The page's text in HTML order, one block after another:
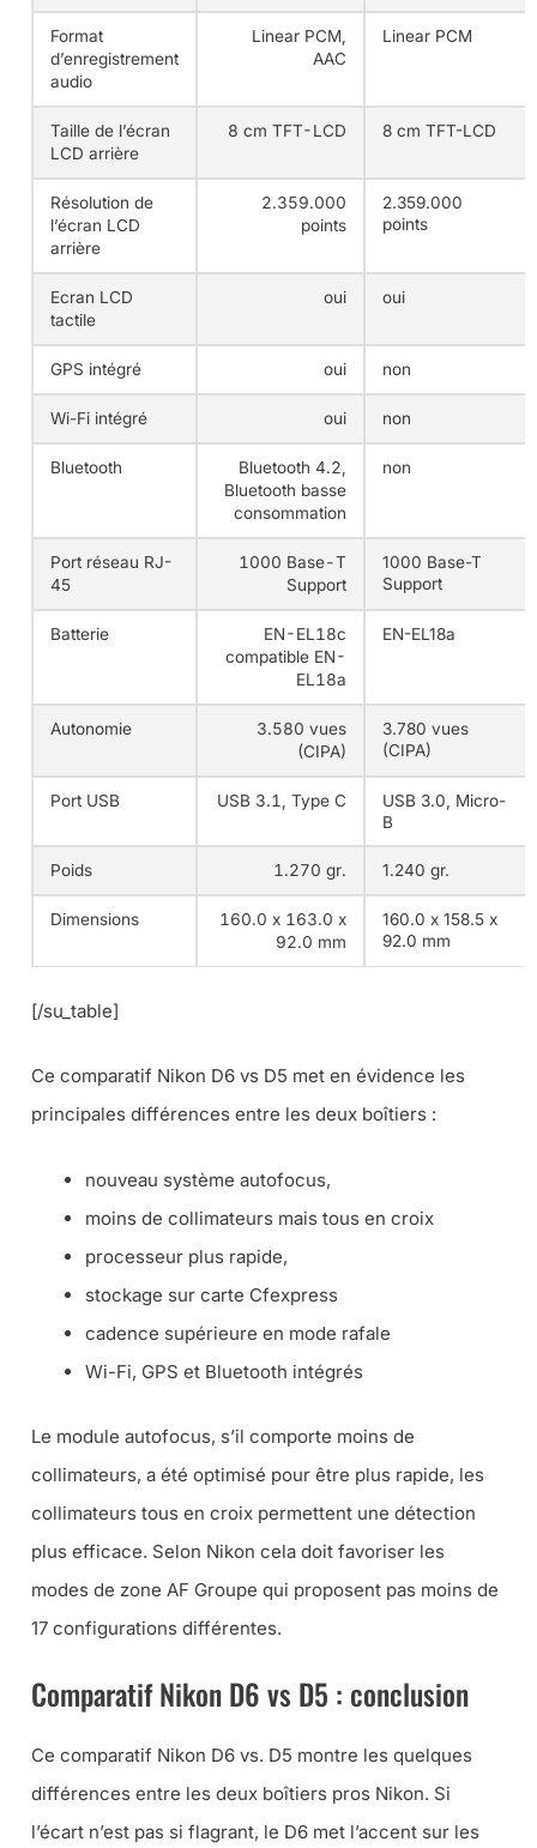
Format
d’enregistrement
audio
Linear PCM,
AAC
Linear PCM
Taille de l’écran
LCD arrière
8 cm TFT-LCD 8 cm TFT-LCD
Résolution de
l’écran LCD
arrière
2.359.000
points
2.359.000
points
Ecran LCD
tactile
oui oui
GPS intégré oui non
Wi-Fi intégré oui non
Bluetooth
Bluetooth 4.2,
Bluetooth basse
consommation
non
Port réseau RJ-
45
1000 Base-T
Support
1000 Base-T
Support
Batterie
EN-EL18c
compatible EN-
EL18a
EN-EL18a
Autonomie
3.580 vues
(CIPA)
3.780 vues
(CIPA)
Port USB USB 3.1, Type C
USB 3.0, Micro-
B
Poids 1.270 gr. 1.240 gr.
Dimensions
160.0 x 163.0 x
92.0 mm
160.0 x 158.5 x
92.0 mm
[/su_table]
Ce comparatif Nikon D6 vs D5 met en évidence les
principales différences entre les deux boîtiers :
nouveau système autofocus,
moins de collimateurs mais tous en croix
processeur plus rapide,
stockage sur carte Cfexpress
cadence supérieure en mode rafale
Wi-Fi, GPS et Bluetooth intégrés
Le module autofocus, s’il comporte moins de
collimateurs, a été optimisé pour être plus rapide, les
collimateurs tous en croix permettent une détection
plus efficace. Selon Nikon cela doit favoriser les
modes de zone AF Groupe qui proposent pas moins de
17 configurations différentes.
Comparatif Nikon D6 vs D5 : conclusion
Ce comparatif Nikon D6 vs. D5 montre les quelques
différences entre les deux boîtiers pros Nikon. Si
l’écart n’est pas si flagrant, le D6 met l’accent sur les